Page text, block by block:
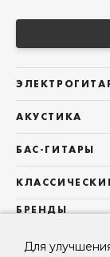
Для
Telecaster
Les Paul
Superstrat
АКУСТИКА
Фолки (ОМ, 000,
Гранд
Б/У, уцененные
БАС-ГИТАРЫ
Precision Bass
Все
Б/У, уцененные
БРЕНДЫ
Sigma Guitars